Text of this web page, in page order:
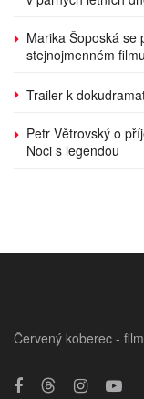
Marika Šoposká se
stejnojmenném filmu
Trailer k
Petr Větrovský o
Noci s legendou
Červený koberec -